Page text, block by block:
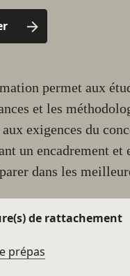
permet aux
et les
exigences du
un encadrement
dans les
de rattachement
prépas